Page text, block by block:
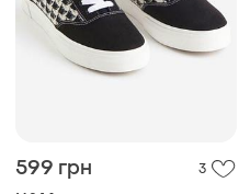
599 грн 3